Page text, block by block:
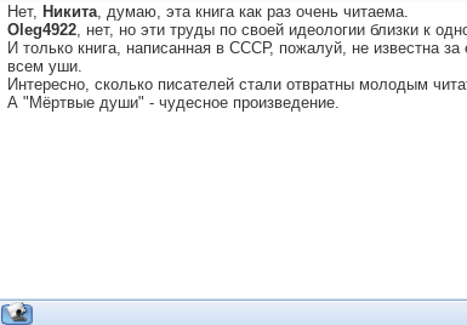
Нет, Никита, думаю, эта книга как раз очень читаема.
Oleg4922, нет, но эти труды по своей идеологии близки к
И только книга, написанная в СССР, пожалуй, не известна
всем уши.
Интересно, сколько писателей стали отвратны молодым
А "Мёртвые души" - чудесное произведение.